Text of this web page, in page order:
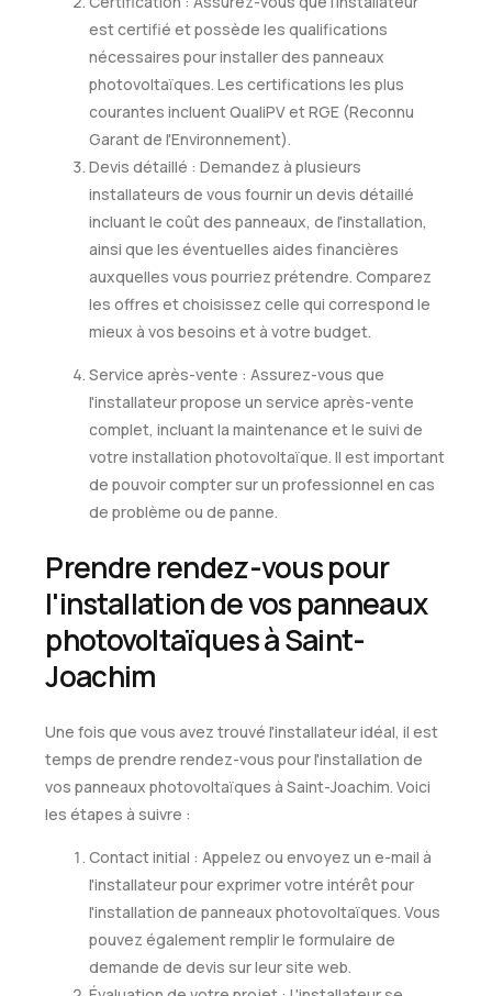
est certifié et possède les qualifications
nécessaires pour installer des panneaux
photovoltaïques. Les certifications les plus
courantes incluent QualiPV et RGE (Reconnu
Garant de l'Environnement).
Devis détaillé : Demandez à plusieurs
installateurs de vous fournir un devis détaillé
incluant le coût des panneaux, de l'installation,
ainsi que les éventuelles aides financières
auxquelles vous pourriez prétendre. Comparez
les offres et choisissez celle qui correspond le
mieux à vos besoins et à votre budget.
Service après-vente : Assurez-vous que
l'installateur propose un service après-vente
complet, incluant la maintenance et le suivi de
votre installation photovoltaïque. Il est important
de pouvoir compter sur un professionnel en cas
de problème ou de panne.
Prendre rendez-vous pour
l'installation de vos panneaux
photovoltaïques à Saint-
Joachim
Une fois que vous avez trouvé l'installateur idéal, il est
temps de prendre rendez-vous pour l'installation de
vos panneaux photovoltaïques à Saint-Joachim. Voici
les étapes à suivre :
Contact initial : Appelez ou envoyez un e-mail à
l'installateur pour exprimer votre intérêt pour
l'installation de panneaux photovoltaïques. Vous
pouvez également remplir le formulaire de
demande de devis sur leur site web.